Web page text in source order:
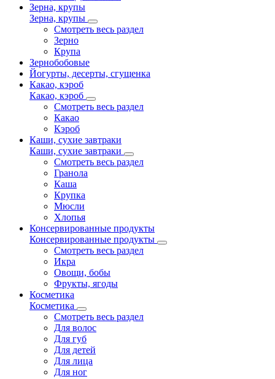
Зерна, крупы
Зерна, крупы
Смотреть весь раздел
Зерно
Крупа
Зернобобовые
Йогурты, десерты, сгущенка
Какао, кэроб
Какао, кэроб
Смотреть весь раздел
Какао
Кэроб
Каши, сухие завтраки
Каши, сухие завтраки
Смотреть весь раздел
Гранола
Каша
Крупка
Мюсли
Хлопья
Консервированные продукты
Консервированные продукты
Смотреть весь раздел
Икра
Овощи, бобы
Фрукты, ягоды
Косметика
Косметика
Смотреть весь раздел
Для волос
Для губ
Для детей
Для лица
Для ног